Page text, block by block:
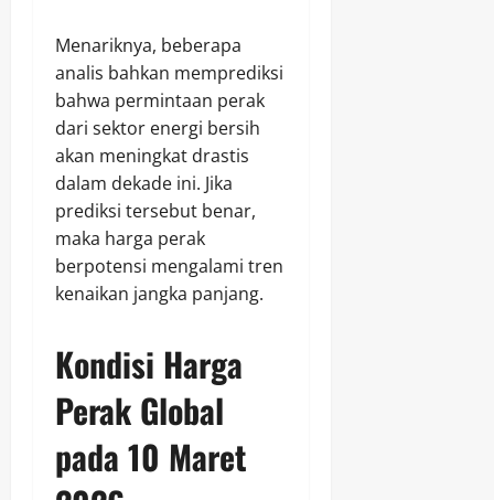
Menariknya, beberapa
analis bahkan memprediksi
bahwa permintaan perak
dari sektor energi bersih
akan meningkat drastis
dalam dekade ini. Jika
prediksi tersebut benar,
maka harga perak
berpotensi mengalami tren
kenaikan jangka panjang.
Kondisi Harga
Perak Global
pada 10 Maret